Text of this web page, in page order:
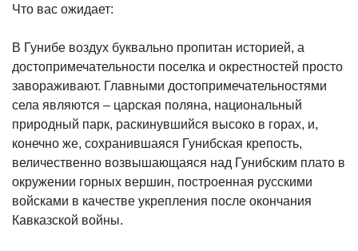
Что вас ожидает:
В Гунибе воздух буквально пропитан историей, а
достопримечательности поселка и окрестностей просто
завораживают. Главными достопримечательностями
села являются – царская поляна, национальный
природный парк, раскинувшийся высоко в горах, и,
конечно же, сохранившаяся Гунибская крепость,
величественно возвышающаяся над Гунибским плато в
окружении горных вершин, построенная русскими
войсками в качестве укрепления после окончания
Кавказской войны.